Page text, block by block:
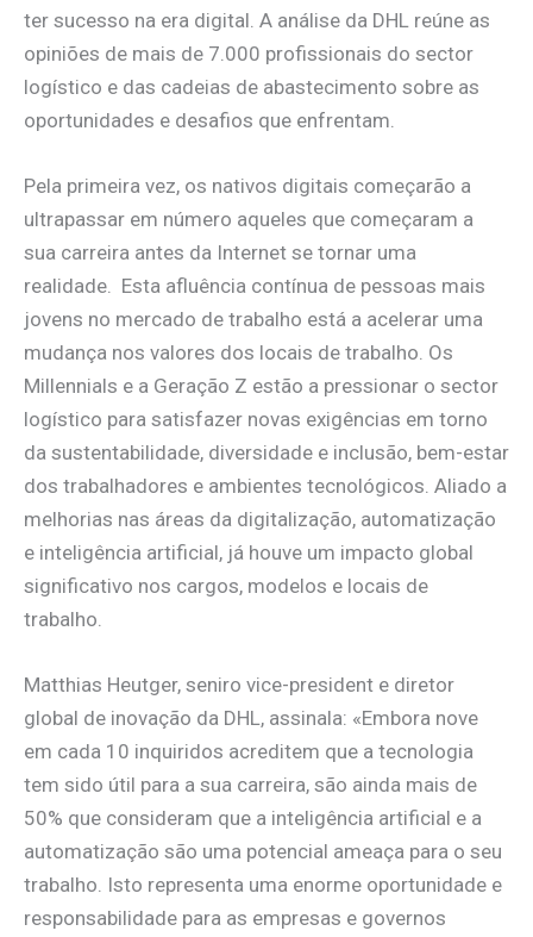
ter sucesso na era digital. A análise da DHL reúne as
opiniões de mais de 7.000 profissionais do sector
logístico e das cadeias de abastecimento sobre as
oportunidades e desafios que enfrentam.
Pela primeira vez, os nativos digitais começarão a
ultrapassar em número aqueles que começaram a
sua carreira antes da Internet se tornar uma
realidade. Esta afluência contínua de pessoas mais
jovens no mercado de trabalho está a acelerar uma
mudança nos valores dos locais de trabalho. Os
Millennials e a Geração Z estão a pressionar o sector
logístico para satisfazer novas exigências em torno
da sustentabilidade, diversidade e inclusão, bem-estar
dos trabalhadores e ambientes tecnológicos. Aliado a
melhorias nas áreas da digitalização, automatização
e inteligência artificial, já houve um impacto global
significativo nos cargos, modelos e locais de
trabalho.
Matthias Heutger, seniro vice-president e diretor
global de inovação da DHL, assinala: «Embora nove
em cada 10 inquiridos acreditem que a tecnologia
tem sido útil para a sua carreira, são ainda mais de
50% que consideram que a inteligência artificial e a
automatização são uma potencial ameaça para o seu
trabalho. Isto representa uma enorme oportunidade e
responsabilidade para as empresas e governos